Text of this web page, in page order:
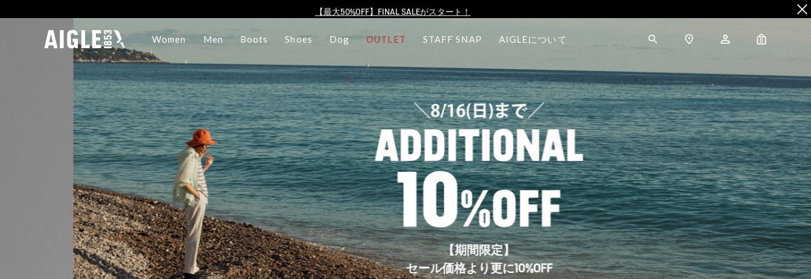
【最大50%OFF】FINAL SALEがスタート！
AIGLE CLUB ポイントサービス終了のお知らせ
【8/16まで】セール品がさらに10%OFF！
【最大50%OFF】FINAL SALEがスタート！
ログイン/会員登録で送料＆返品無料
AIGLE CLUB ポイントサービス終了のお知らせ
Women Men Boots Shoes Dog OUTLET STAFF SNAP AIGLEについて 0
【期間限定】
セール価格より更に10%OFF